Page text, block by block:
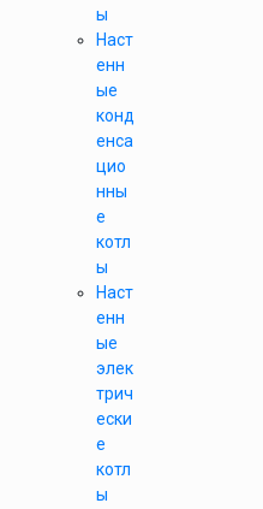
ы
Наст
енн
ые
конд
енса
цио
нны
е
котл
ы
Наст
енн
ые
элек
трич
ески
е
котл
ы